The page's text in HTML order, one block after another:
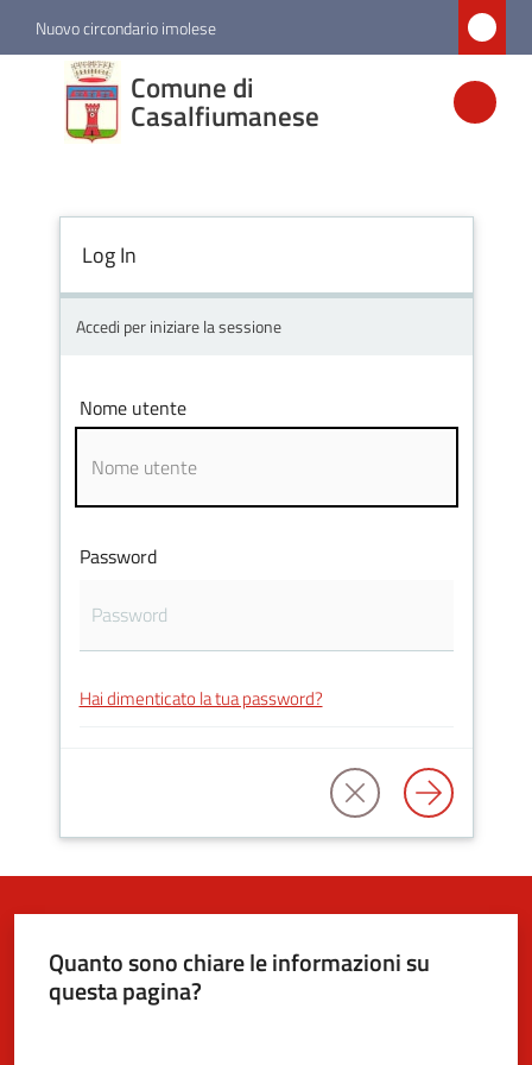
Vai al contenuto
Vai alla navigazione
Vai al footer
Nuovo circondario imolese
Comune di
Casalfiumanese
Comune di
Casalfiumanese
Amministrazione
Novità
Vivere
Casalfiumanese
5x1000
argomenti
Log In
Accedi per iniziare la sessione
Nome utente
Password
Hai dimenticato la tua password?
Quanto sono chiare le informazioni su
questa pagina?